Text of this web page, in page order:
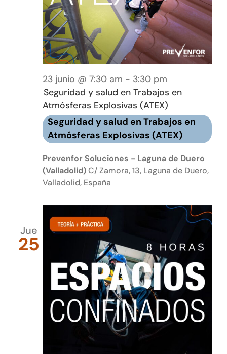
23 junio @ 7:30 am - 3:30 pm
Seguridad y salud en Trabajos en
Atmósferas Explosivas (ATEX)
Seguridad y salud en Trabajos en
Atmósferas Explosivas (ATEX)
Prevenfor Soluciones - Laguna de Duero
(Valladolid)C/ Zamora, 13, Laguna de Duero,
Valladolid, España
Jue
25